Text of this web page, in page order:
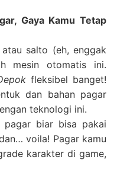
Gaya Kamu Tetap
salto (eh, enggak
mesin otomatis ini.
fleksibel banget!
dan bahan pagar
teknologi ini.
biar bisa pakai
voila! Pagar kamu
karakter di game,